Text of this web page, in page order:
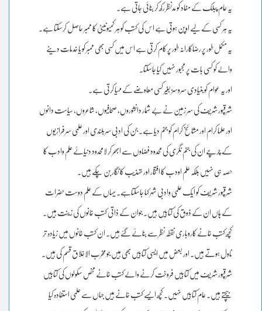
یہ عام پبلک کے مفاد کو مدنظر رکھ کر بنائی جاتی ہے۔
یہ ہر کسی کے لیے اوپن ہوتی ہے اس کی کتب کو ہر کمیونیٹی کا ممبر حاصل کرسکتا ہے۔
یہ مکمل طور پر رضاکارانہ طور پر کام کرتی ہے اس میں کسی بھی ممبر کو یا خدمات دینے
والے کو کسی بات پر مجبور نہیں کیا جاسکتا۔
اور یہ عوام کو بنیادی سروسز بغیر کسی معاوضے کے مہیا کرتی ہے۔
شرقپور شریف کی سر زمین نے بے شمار دانشوروں، صحافیوں، شاعروں، سیاست دانوں
اور علما کرام اور مشائخ کرام کو جنم دیا ہے۔ جن کی ادبی سربلندی اور علمی سرفرازیوں
کے چرچے ان کی جنم نگری کی محدود فضاوں سے ابھر کر لامحدود دنیائے علم وادب کا
حصہ ہی نہیں بلکہ علم اودب کا افتخار اور تہذیب کا نگار بن چکے ہیں۔
شرقپور شریف کو ایک علمی وادبی شہر کہا جاسکتاہے۔ یہاں کے علم دوست حضرات
کے ہاں ان کے ذوق کی کتابیں ہیں۔ جوان کے ذاتی کتب خانوں کی زینت ہیں۔
کچھ کتب خانے کاروباری نقطہ نظر سے بنائے گئے ہیں۔ ان کتب خانوں میں زیادہ تر
ناول ہوتے ہیں۔ اور بعض میں ایسی کتابیں بھی ہیں جو مخرب الاخلاق قسم کی ہیں۔
شرقپور شریف میں کتابیں فروخت کرنے والے کتب خانے مخص سکولوں کی کتابیں
بیچتے ہیں۔ عام کتابیں نہیں۔ کچھ ایسے کتب خانے ہیں جہاں سے علمی استفادہ کیا